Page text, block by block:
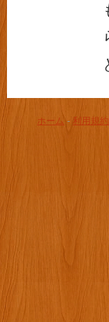
ホーム -利用規約